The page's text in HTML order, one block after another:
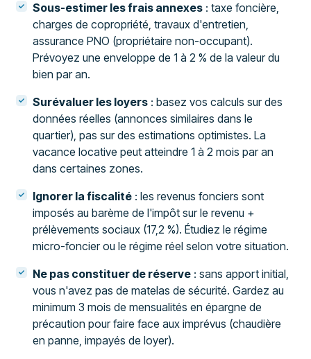
Sous-estimer les frais annexes : taxe foncière,
charges de copropriété, travaux d'entretien,
assurance PNO (propriétaire non-occupant).
Prévoyez une enveloppe de 1 à 2 % de la valeur du
bien par an.
Surévaluer les loyers : basez vos calculs sur des
données réelles (annonces similaires dans le
quartier), pas sur des estimations optimistes. La
vacance locative peut atteindre 1 à 2 mois par an
dans certaines zones.
Ignorer la fiscalité : les revenus fonciers sont
imposés au barème de l'impôt sur le revenu +
prélèvements sociaux (17,2 %). Étudiez le régime
micro-foncier ou le régime réel selon votre situation.
Ne pas constituer de réserve : sans apport initial,
vous n'avez pas de matelas de sécurité. Gardez au
minimum 3 mois de mensualités en épargne de
précaution pour faire face aux imprévus (chaudière
en panne, impayés de loyer).